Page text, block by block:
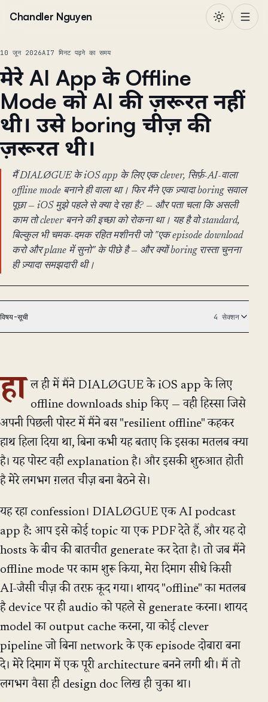
Chandler Nguyen
10 जून 2026AI7 मिनट पढ़ने का समय
मेरे AI App के Offline
Mode को AI की ज़रूरत नहीं
थी। उसे boring चीज़ की
ज़रूरत थी।
मैं DIALØGUE के iOS app के लिए एक clever, सिर्फ़-AI-वाला
offline mode बनाने ही वाला था। फिर मैंने एक ज़्यादा boring सवाल
पूछा — iOS मुझे पहले से क्या दे रहा है? — और पता चला कि असली
काम तो clever बनने की इच्छा को रोकना था। यह है वो standard,
बिल्कुल भी चमक-दमक रहित मशीनरी जो "एक episode download
करो और plane में सुनो" के पीछे है — और क्यों boring रास्ता चुनना
ही ज़्यादा समझदारी थी।
विषय-सूची 4 सेक्शन
हा ल ही में मैंने DIALØGUE के iOS app के लिए
offline downloads ship किए — वही हिस्सा जिसे
अपनी पिछली पोस्ट में मैंने बस "resilient offline" कहकर
हाथ हिला दिया था, बिना कभी यह बताए कि इसका मतलब क्या
है। यह पोस्ट वही explanation है। और इसकी शुरुआत होती
है मेरे लगभग ग़लत चीज़ बना बैठने से।
यह रहा confession। DIALØGUE एक AI podcast
app है: आप इसे कोई topic या एक PDF देते हैं, और यह दो
hosts के बीच की बातचीत generate कर देता है। तो जब मैंने
offline mode पर काम शुरू किया, मेरा दिमाग सीधे किसी
AI-जैसी चीज़ की तरफ़ कूद गया। शायद "offline" का मतलब
है device पर ही audio को पहले से generate करना। शायद
model का output cache करना, या कोई clever
pipeline जो बिना network के एक episode दोबारा बना
दे। मेरे दिमाग में एक पूरी architecture बनने लगी थी। मैं तो
लगभग वैसा ही design doc लिख ही चुका था।